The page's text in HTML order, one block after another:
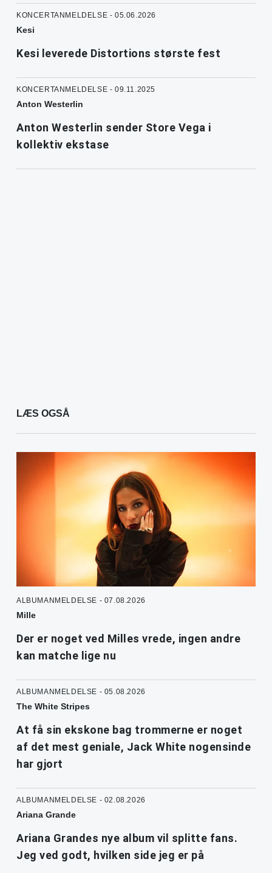
KONCERTANMELDELSE - 05.06.2026
Kesi
Kesi leverede Distortions største fest
KONCERTANMELDELSE - 09.11.2025
Anton Westerlin
Anton Westerlin sender Store Vega i
kollektiv ekstase
LÆS OGSÅ
ALBUMANMELDELSE - 07.08.2026
Mille
Der er noget ved Milles vrede, ingen andre
kan matche lige nu
ALBUMANMELDELSE - 05.08.2026
The White Stripes
At få sin ekskone bag trommerne er noget
af det mest geniale, Jack White nogensinde
har gjort
ALBUMANMELDELSE - 02.08.2026
Ariana Grande
Ariana Grandes nye album vil splitte fans.
Jeg ved godt, hvilken side jeg er på